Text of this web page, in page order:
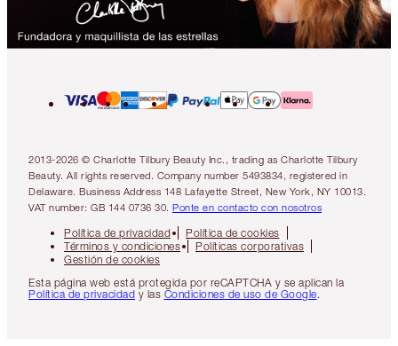
2013-2026 © Charlotte Tilbury Beauty Inc., trading as Charlotte Tilbury
Beauty. All rights reserved. Company number 5493834, registered in
Delaware. Business Address 148 Lafayette Street, New York, NY 10013.
VAT number: GB 144 0736 30. Ponte en contacto con nosotros
Política de privacidad
Política de cookies
Términos y condiciones
Políticas corporativas
Gestión de cookies
Esta página web está protegida por reCAPTCHA y se aplican la
Política de privacidad y las Condiciones de uso de Google.